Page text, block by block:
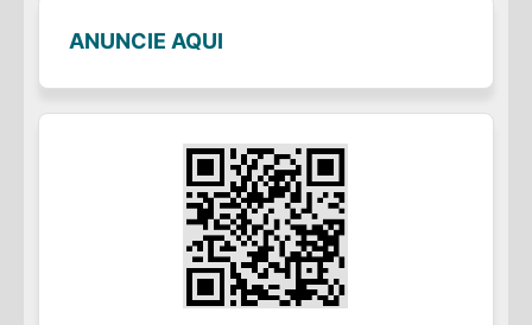
ANUNCIE AQUI